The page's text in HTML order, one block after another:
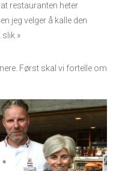
restauranten heter
jeg velger å kalle den
slik.»
Først skal vi fortelle om